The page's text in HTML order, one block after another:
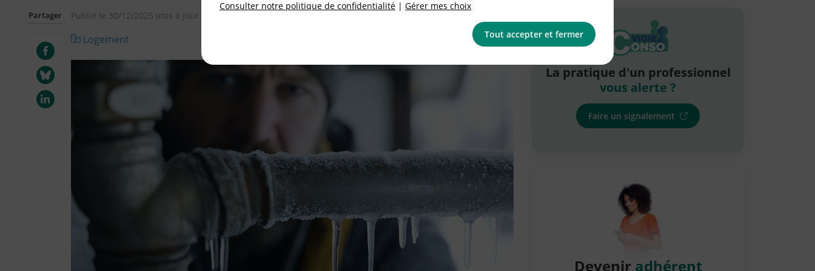
Publié le 30/12/2025 (mis à jour le
Logement
Partager
La pratique d'un professionnel
vous alerte ?
Faire un signalement
Devenir adhérent
Consulter notre politique de confidentialité | Gérer mes choix
Tout accepter et fermer